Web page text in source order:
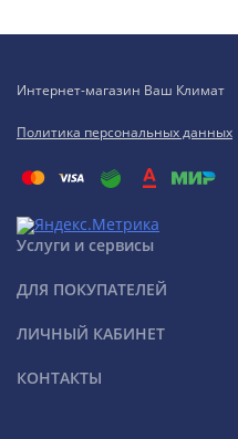
Интернет-магазин Ваш Климат
Политика персональных данных
Услуги и сервисы
ДЛЯ ПОКУПАТЕЛЕЙ
ЛИЧНЫЙ КАБИНЕТ
КОНТАКТЫ